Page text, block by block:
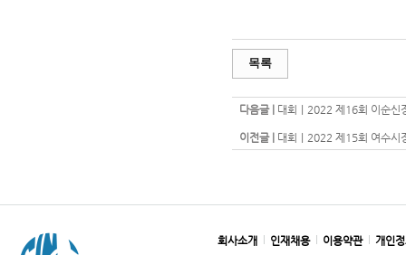
목록
다음글 | 대회｜2022 제16회 이순
이전글 | 대회｜2022 제15회 여수
회사소개 인재채용 이용약관 개인